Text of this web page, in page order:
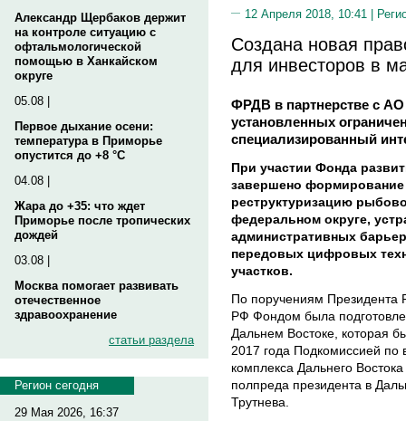
Александр Щербаков держит
на контроле ситуацию с
офтальмологической
помощью в Ханкайском
округе
05.08 |
Первое дыхание осени:
температура в Приморье
опустится до +8 °C
04.08 |
Жара до +35: что ждет
Приморье после тропических
дождей
03.08 |
Москва помогает развивать
отечественное
здравоохранение
статьи раздела
Регион сегодня
29 Мая 2026, 16:37
12 Апреля 2018, 10:41 |
Создана новая
для инвесторов в
ФРДВ в партнерстве с
установленных
специализированный
При участии Фонда
завершено
реструктуризацию
федеральном округе,
административных
передовых цифровых
участков.
По поручениям Президента
РФ Фондом была
Дальнем Востоке, которая
2017 года Подкомиссией по
комплекса Дальнего
полпреда президента в
Трутнева.